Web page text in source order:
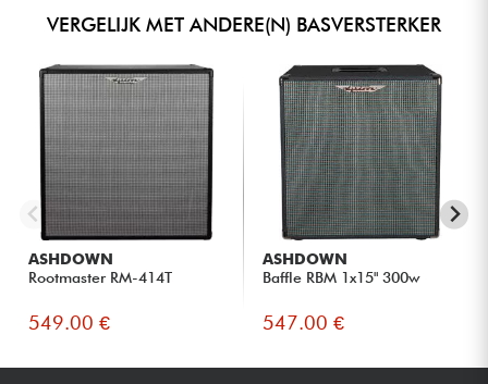
VERGELIJK MET ANDERE(N) BASVERSTERKER
ASHDOWN
Rootmaster RM-414T
549.00 €
ASHDOWN
Baffle RBM 1x15" 300w
547.00 €